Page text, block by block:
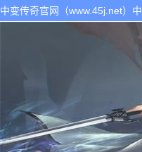
中变传奇官网（www.45j.net）